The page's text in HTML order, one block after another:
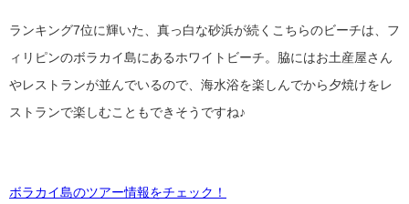
ランキング7位に輝いた、真っ白な砂浜が続くこちらのビーチは、フ
ィリピンのボラカイ島にあるホワイトビーチ。脇にはお土産屋さん
やレストランが並んでいるので、海水浴を楽しんでから夕焼けをレ
ストランで楽しむこともできそうですね♪
ボラカイ島のツアー情報をチェック！